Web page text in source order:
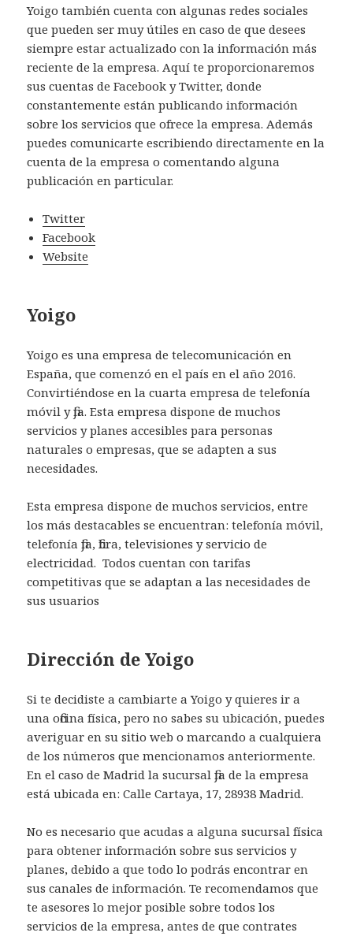
Yoigo también cuenta con algunas redes sociales
que pueden ser muy útiles en caso de que desees
siempre estar actualizado con la información más
reciente de la empresa. Aquí te proporcionaremos
sus cuentas de Facebook y Twitter, donde
constantemente están publicando información
sobre los servicios que ofrece la empresa. Además
puedes comunicarte escribiendo directamente en la
cuenta de la empresa o comentando alguna
publicación en particular.
Twitter
Facebook
Website
Yoigo
Yoigo es una empresa de telecomunicación en
España, que comenzó en el país en el año 2016.
Convirtiéndose en la cuarta empresa de telefonía
móvil y fija. Esta empresa dispone de muchos
servicios y planes accesibles para personas
naturales o empresas, que se adapten a sus
necesidades.
Esta empresa dispone de muchos servicios, entre
los más destacables se encuentran: telefonía móvil,
telefonía fija, fibra, televisiones y servicio de
electricidad. Todos cuentan con tarifas
competitivas que se adaptan a las necesidades de
sus usuarios
Dirección de Yoigo
Si te decidiste a cambiarte a Yoigo y quieres ir a
una oficina física, pero no sabes su ubicación, puedes
averiguar en su sitio web o marcando a cualquiera
de los números que mencionamos anteriormente.
En el caso de Madrid la sucursal fija de la empresa
está ubicada en: Calle Cartaya, 17, 28938 Madrid.
No es necesario que acudas a alguna sucursal física
para obtener información sobre sus servicios y
planes, debido a que todo lo podrás encontrar en
sus canales de información. Te recomendamos que
te asesores lo mejor posible sobre todos los
servicios de la empresa, antes de que contrates